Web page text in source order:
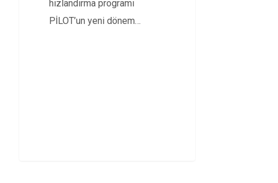
hızlandırma programı
PİLOT’un yeni dönem